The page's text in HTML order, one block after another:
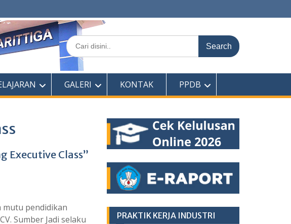
Search
for:
GALERI KONTAK PPDB
Executive Class”
mutu pendidikan
Sumber Jadi selaku
PRAKTIK KERJA INDUSTRI